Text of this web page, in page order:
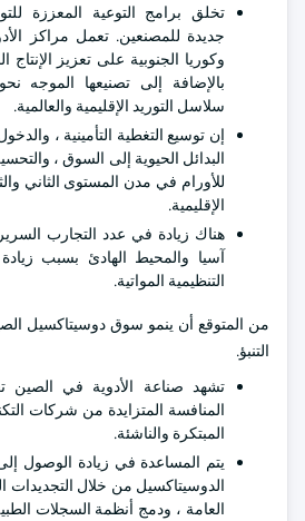
تخلق برامج التوعية المعززة
جديدة للمصنعين. تعمل مراكز
وكوريا الجنوبية على تعزيز الإنتاج
بالإضافة إلى تصنيعها الموجه
سلاسل التوريد الإقليمية والعالمية.
إن توسيع التغطية التأمينية ،
البدائل الحيوية إلى السوق ،
للأورام في مدن المستوى الثاني
الإقليمية.
هناك زيادة في عدد التجارب
آسيا والمحيط الهادئ بسبب
التنظيمية المواتية.
من المتوقع أن ينمو سوق دوسيتاكسيل
التنبؤ.
تشهد صناعة الأدوية في
المنافسة المتزايدة من شركات
المبتكرة والناشئة.
يتم المساعدة في زيادة الوصول
الدوسيتاكسيل من خلال التجديدات
العامة ، ودمج أنظمة السجلات